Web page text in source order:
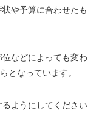
や予算に合わせたも
などによっても変わ
となっています。
ようにしてください